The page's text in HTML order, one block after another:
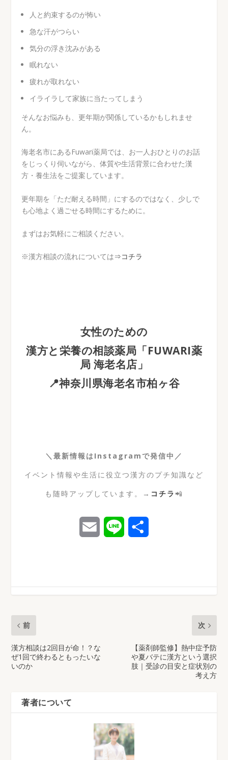
人と約束するのが怖い
急な汗がつらい
気分の浮き沈みがある
眠れない
疲れが取れない
イライラして家族に当たってしまう
そんなお悩みも、更年期が関係しているかもしれませ
ん。
海老名市にあるFuwari薬局では、お一人おひとりのお話
をじっくり伺いながら、体質や生活背景に合わせた漢
方・養生法をご提案しています。
更年期を「ただ耐える時間」にするのではなく、少しで
も心地よく過ごせる時間にするために。
まずはお気軽にご相談ください。
※漢方相談の流れについては⇒コチラ
女性のための
漢方と栄養の相談薬局「FUWARI薬
局 海老名店」
📍神奈川県海老名市柏ヶ谷
＼最新情報はInstagramで発信中／
イベント情報や生活に役立つ漢方のプチ知識など
も随時アップしています。→ コチラ 📲
i
e
前
漢方相談は2回目が命！？な
ぜ1回で終わるともったいな
いのか
次
【薬剤師監修】熱中症予防
や夏バテに漢方という選択
肢｜受診の目安と症状別の
考え方
著者について